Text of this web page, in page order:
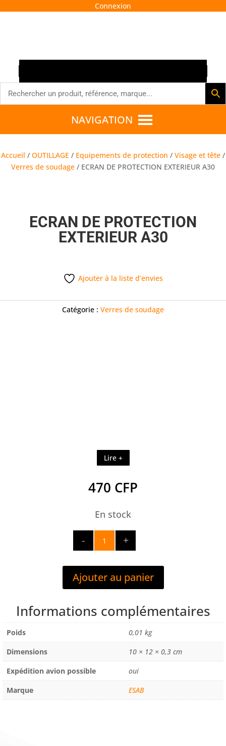
Connexion
NAVIGATION
Accueil / OUTILLAGE / Equipements de protection / Visage et tête /
Verres de soudage / ECRAN DE PROTECTION EXTERIEUR A30
ECRAN DE PROTECTION
EXTERIEUR A30
Ajouter à la liste d’envies
Catégorie : Verres de soudage
Lire +
470 CFP
En stock
quantité
PROTECTION
Ajouter au panier
Informations complémentaires
Poids
0,01 kg
Dimensions
10 × 12 × 0,3 cm
Expédition avion possible
oui
Marque
ESAB